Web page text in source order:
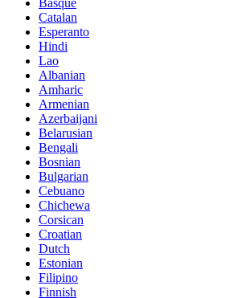
Catalan
Esperanto
Hindi
Lao
Albanian
Amharic
Armenian
Azerbaijani
Belarusian
Bengali
Bosnian
Bulgarian
Cebuano
Chichewa
Corsican
Croatian
Dutch
Estonian
Filipino
Finnish